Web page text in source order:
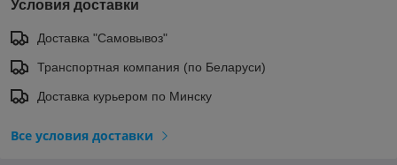
Условия доставки
Доставка "Самовывоз"
Транспортная компания (по Беларуси)
Доставка курьером по Минску
Все условия доставки